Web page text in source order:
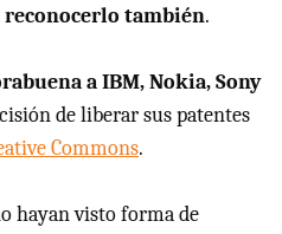
reconocerlo también.
a IBM, Nokia, Sony
de liberar sus patentes
Commons.
hayan visto forma de